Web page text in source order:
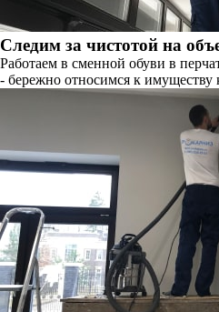
Следим за чистотой на
Работаем в сменной обуви в
- бережно относимся к имуществу